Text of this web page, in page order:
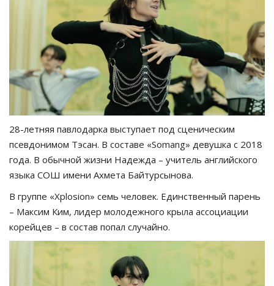
28-летняя павлодарка выступает под сценическим
псевдонимом Тэсан. В составе «Somang» девушка с 2018
года. В обычной жизни Надежда – учитель английского
языка СОШ имени Ахмета Байтурсынова.
В группе «Xplosion» семь человек. Единственный парень
– Максим Ким, лидер молодежного крыла ассоциации
корейцев – в состав попал случайно.